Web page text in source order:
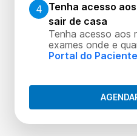
4 Tenha acesso
sair de casa
Tenha acesso aos
exames onde e
Portal do